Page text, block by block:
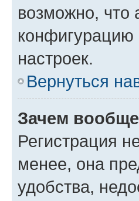
возможно, что
настроек.
Вернуться
Зачем
Регистрация
менее, она
удобства,